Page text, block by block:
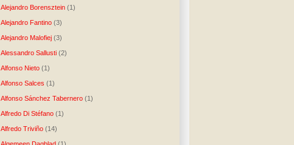
Alejandro Borensztein (1)
Alejandro Fantino (3)
Alejandro Malofiej (3)
Alessandro Sallusti (2)
Alfonso Nieto (1)
Alfonso Salces (1)
Alfonso Sánchez Tabernero (1)
Alfredo Di Stéfano (1)
Alfredo Triviño (14)